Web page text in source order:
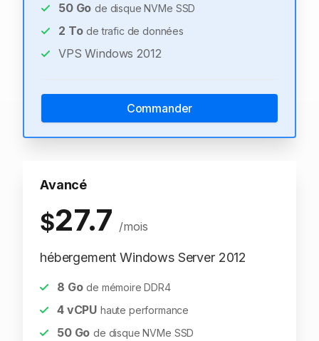
50Go de disque NVMe SSD
2 To de trafic de données
VPS Windows 2012
Commander
Avancé
$27.7 /mois
hébergement Windows Server 2012
8 Go de mémoire DDR4
4vCPU haute performance
50Go de disque NVMe SSD